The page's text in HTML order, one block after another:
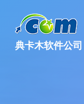
典卡木软件公司